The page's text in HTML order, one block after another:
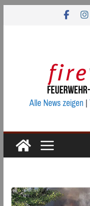
Alle News zeigen|